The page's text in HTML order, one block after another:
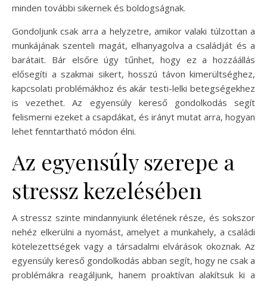
minden további sikernek és boldogságnak.
Gondoljunk csak arra a helyzetre, amikor valaki túlzottan a
munkájának szenteli magát, elhanyagolva a családját és a
barátait. Bár elsőre úgy tűnhet, hogy ez a hozzáállás
elősegíti a szakmai sikert, hosszú távon kimerültséghez,
kapcsolati problémákhoz és akár testi-lelki betegségekhez
is vezethet. Az egyensúly kereső gondolkodás segít
felismerni ezeket a csapdákat, és irányt mutat arra, hogyan
lehet fenntartható módon élni.
Az egyensúly szerepe a
stressz kezelésében
A stressz szinte mindannyiunk életének része, és sokszor
nehéz elkerülni a nyomást, amelyet a munkahely, a családi
kötelezettségek vagy a társadalmi elvárások okoznak. Az
egyensúly kereső gondolkodás abban segít, hogy ne csak a
problémákra reagáljunk, hanem proaktívan alakítsuk ki a